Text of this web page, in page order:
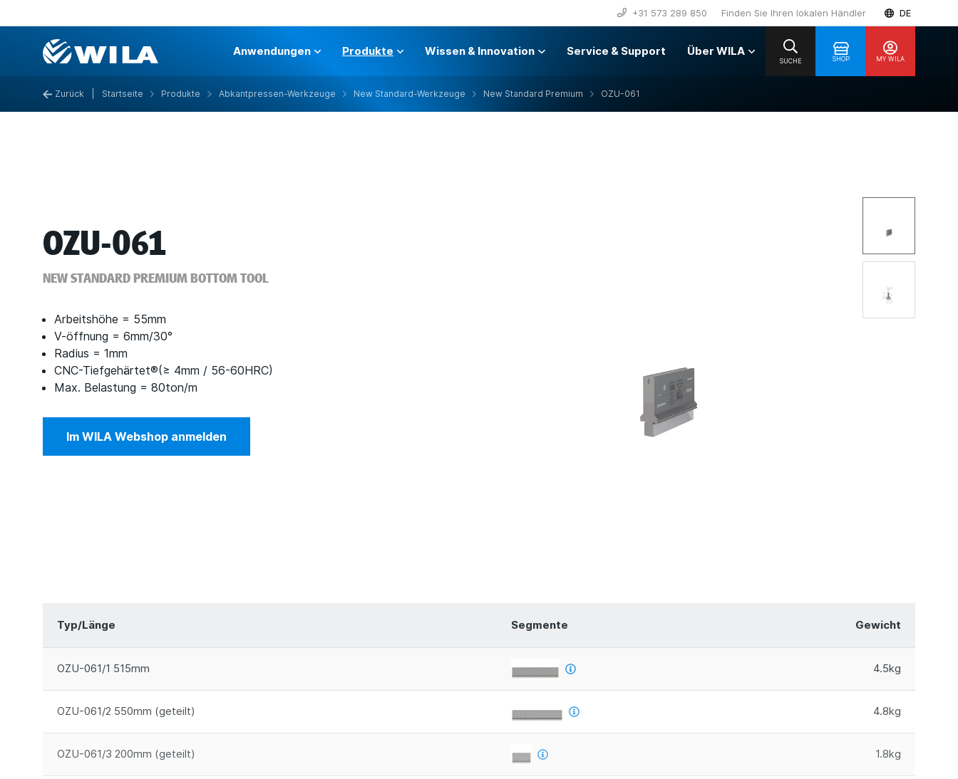
+31 573 289 850 Finden Sie Ihren lokalen Händler DE
Anwendungen Produkte Wissen & Innovation Service & Support Über WILA
SHOP MY WILA
SUCHE
Zurück Startseite Produkte Abkantpressen-Werkzeuge New Standard-Werkzeuge New Standard Premium OZU-061
OZU-061
NEW STANDARD PREMIUM BOTTOM TOOL
Arbeitshöhe = 55mm
V-öffnung = 6mm/30°
Radius = 1mm
CNC-Tiefgehärtet®(≥ 4mm / 56-60HRC)
Max. Belastung = 80ton/m
Im WILA Webshop anmelden
Typ/Länge Segmente Gewicht
OZU-061/1 515mm 4.5kg
OZU-061/2 550mm (geteilt) 4.8kg
OZU-061/3 200mm (geteilt) 1.8kg